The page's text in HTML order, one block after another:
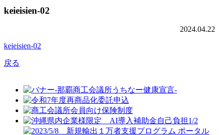
keieisien-02
2024.04.22
keieisien-02
戻る